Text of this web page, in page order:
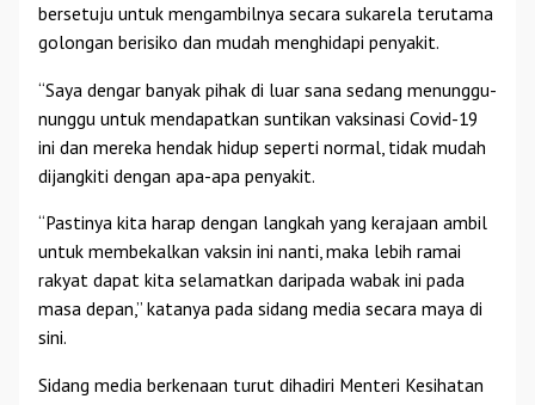
bersetuju untuk mengambilnya secara sukarela terutama
golongan berisiko dan mudah menghidapi penyakit.
“Saya dengar banyak pihak di luar sana sedang menunggu-
nunggu untuk mendapatkan suntikan vaksinasi Covid-19
ini dan mereka hendak hidup seperti normal, tidak mudah
dijangkiti dengan apa-apa penyakit.
“Pastinya kita harap dengan langkah yang kerajaan ambil
untuk membekalkan vaksin ini nanti, maka lebih ramai
rakyat dapat kita selamatkan daripada wabak ini pada
masa depan,” katanya pada sidang media secara maya di
sini.
Sidang media berkenaan turut dihadiri Menteri Kesihatan